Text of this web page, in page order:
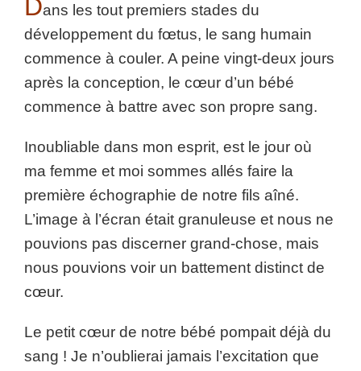
Dans les tout premiers stades du
développement du fœtus, le sang humain
commence à couler. A peine vingt-deux jours
après la conception, le cœur d’un bébé
commence à battre avec son propre sang.
Inoubliable dans mon esprit, est le jour où
ma femme et moi sommes allés faire la
première échographie de notre fils aîné.
L’image à l’écran était granuleuse et nous ne
pouvions pas discerner grand-chose, mais
nous pouvions voir un battement distinct de
cœur.
Le petit cœur de notre bébé pompait déjà du
sang ! Je n’oublierai jamais l’excitation que